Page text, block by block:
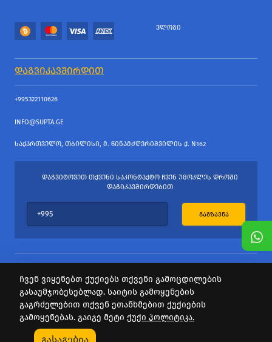
ᲕᲚᲝᲒᲘ
ᲓᲐᲒᲕᲘᲙᲐᲕᲨᲘᲠᲓᲘᲗ
+995322110626
INFO@SUPTA.GE
ᲡᲐᲥᲐᲠᲗᲕᲔᲚᲝ, ᲗᲑᲘᲚᲘᲡᲘ, Მ. ᲬᲘᲜᲐᲛᲫᲦᲕᲠᲘᲨᲕᲘᲚᲘᲡ Ქ. N162
ᲓᲐᲒᲕᲘᲢᲝᲕᲔᲗ ᲗᲥᲕᲔᲜᲘ ᲡᲐᲙᲝᲜᲢᲐᲥᲢᲝ ᲩᲕᲔᲜ ᲣᲛᲝᲙᲚᲔᲡ ᲓᲠᲝᲨᲘ
ᲓᲐᲒᲘᲙᲐᲕᲨᲘᲠᲓᲔᲑᲘᲗ
ᲒᲐᲒᲖᲐᲕᲜᲐ
ყველა უფლება დაცულია
საიტის პროვაიდერი Webdoors.ge
ჩვენ ვიყენებთ ქუქიებს თქვენი გამოცდილების
გასაუმჯობესებლად. საიტის გამოყენების
გაგრძელებით თქვენ ეთანხმებით ქუქიების
გამოყენებას. გაიგე მეტი ქუქი პოლიტიკა.
გასაგებია